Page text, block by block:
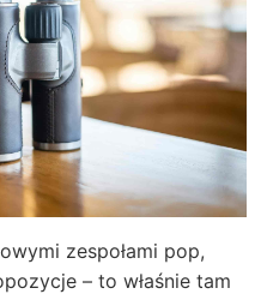
zespołami pop,
– to właśnie tam